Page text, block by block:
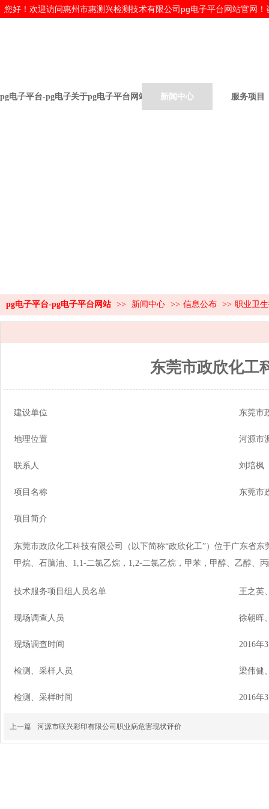
您好！欢迎访问惠州市惠测兴检测技术有限公司pg电子平台网站官网
pg电子平台-pg电子平台网站关于pg电子平台网站 新闻中心 服务项目
pg电子平台-pg电子平台网站 >> 新闻中心 >> 信息公布 >> 职业卫
东莞市政欣化工
建设单位 东莞市
地理位置 河源市
联系人 刘培枫
项目名称 东莞市
项目简介
东莞市政欣化工科技有限公司（以下简称“政欣化工”）位于广东省
甲烷、石脑油、 1,1-二氯乙烷， 1,2-二氯乙烷，甲苯，甲醇、乙醇、
技术服务项目组人员名单 王之英
现场调查人员 徐朝晖
现场调查时间 2016年3
检测、采样人员 梁伟健
检测、采样时间 2016年3
上一篇 河源市联兴彩印有限公司职业病危害现状评价